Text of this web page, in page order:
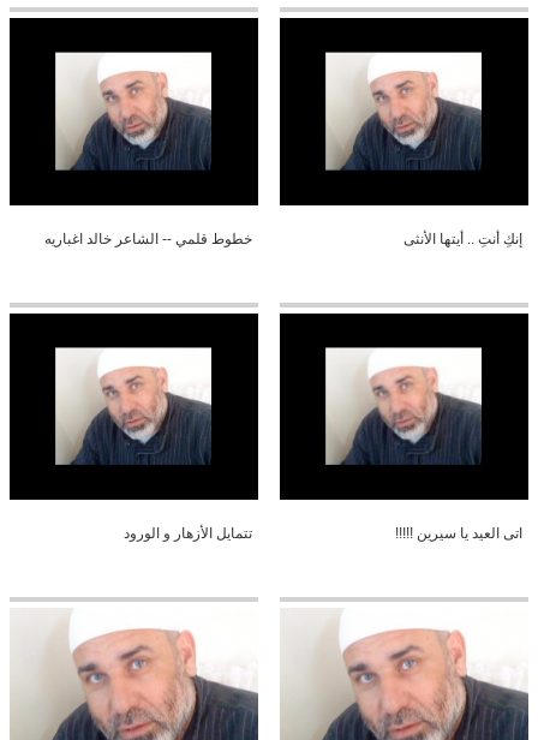
إنكِ أنتِ .. أيتها الأنثى خطوط قلمي -- الشاعر خالد اغباريه
اتى العيد يا سيرين !!!!! تتمايل الأزهار و الورود